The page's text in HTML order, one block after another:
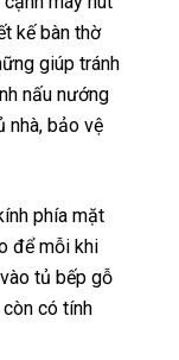
kế bàn thờ
giúp tránh
nấu nướng
nhà, bảo vệ
phía mặt
để mỗi khi
tủ bếp gỗ
có tính